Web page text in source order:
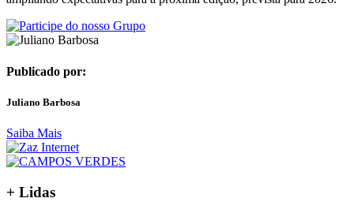
Publicado por:
Juliano Barbosa
Saiba Mais
+ Lidas